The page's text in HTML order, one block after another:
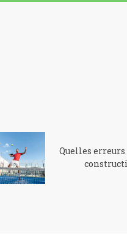
Quelles